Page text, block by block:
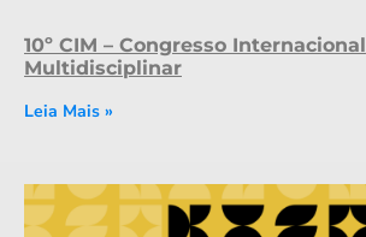
10º CIM – Congresso Internacional
Multidisciplinar
Leia Mais »